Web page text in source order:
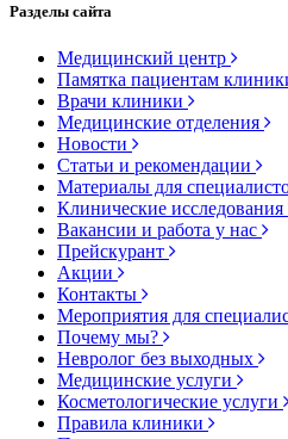
Разделы сайта
Медицинский центр
Памятка пациентам
Врачи клиники
Медицинские отделения
Новости
Статьи и рекомендации
Материалы для
Клинические исследования
Вакансии и работа у нас
Прейскурант
Акции
Контакты
Мероприятия для
Почему мы?
Невролог без выходных
Медицинские услуги
Косметологические услуги
Правила клиники